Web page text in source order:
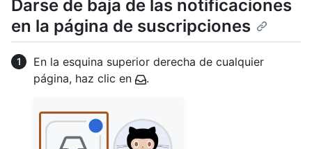
Darse de baja de las notificaciones
en la página de suscripciones
En la esquina superior derecha de cualquier
página, haz clic en
.